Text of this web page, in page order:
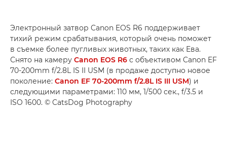
Электронный затвор Canon EOS R6 поддерживает
тихий режим срабатывания, который очень поможет
в съемке более пугливых животных, таких как Ева.
Снято на камеру Canon EOS R6 с объективом Canon EF
70-200mm f/2.8L IS II USM (в продаже доступно новое
поколение: Canon EF 70-200mm f/2.8L IS III USM) и
следующими параметрами: 110 мм, 1/500 сек., f/3.5 и
ISO 1600. © CatsDog Photography